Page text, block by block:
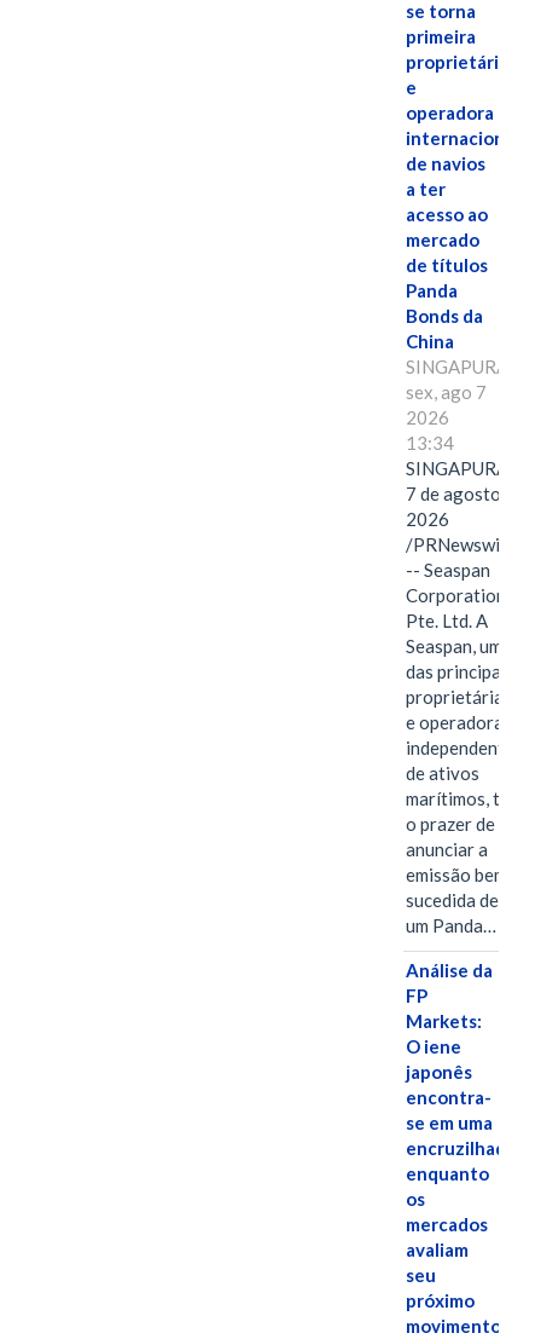
se torna
primeira
proprietária
e
operadora
internacional
de navios
a ter
acesso ao
mercado
de títulos
Panda
Bonds da
China
SINGAPURA,
sex, ago 7
2026
13:34
SINGAPURA,
7 de agosto de
2026
/PRNewswire/
-- Seaspan
Corporation
Pte. Ltd. A
Seaspan, uma
das principais
proprietárias
e operadoras
independentes
de ativos
marítimos, tem
o prazer de
anunciar a
emissão bem-
sucedida de
um Panda…
Análise da
FP
Markets:
O iene
japonês
encontra-
se em uma
encruzilhada
enquanto
os
mercados
avaliam
seu
próximo
movimento.